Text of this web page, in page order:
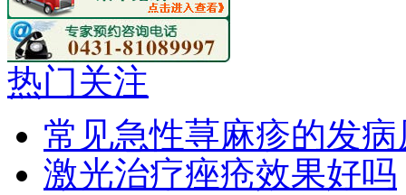
热门关注
常见急性荨麻疹的发病
激光治疗痤疮效果好吗